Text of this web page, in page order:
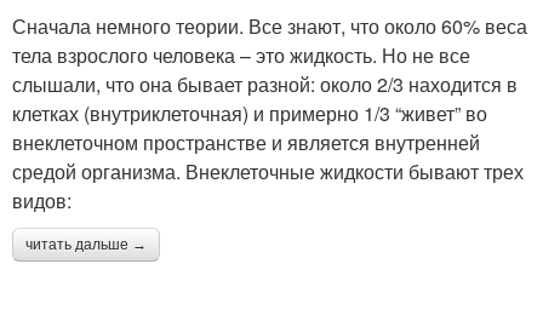
Сначала немного теории. Все знают, что около 60% веса
тела взрослого человека – это жидкость. Но не все
слышали, что она бывает разной: около 2/3 находится в
клетках (внутриклеточная) и примерно 1/3 “живет” во
внеклеточном пространстве и является внутренней
средой организма. Внеклеточные жидкости бывают трех
видов:
читать дальше →